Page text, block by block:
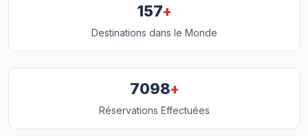
157+
Destinations dans le Monde
7098+
Réservations Effectuées